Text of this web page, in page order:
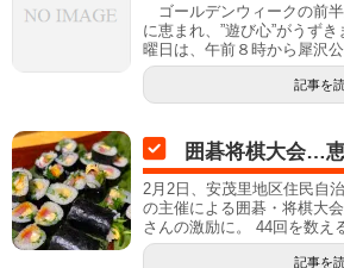
ゴールデンウィークの前
に恵まれ、”遊び心”がう
曜日は、午前８時から犀沢公
記事を
囲碁将棋大会…
2月2日、安茂里地区住民自
の主催による囲碁・将棋大
さんの激励に。 44回を数え
記事を